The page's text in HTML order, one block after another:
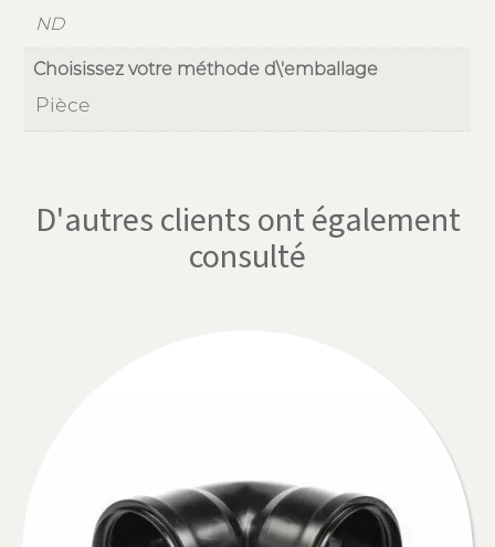
ND
Choisissez votre méthode d\'emballage
Pièce
D'autres clients ont également
consulté